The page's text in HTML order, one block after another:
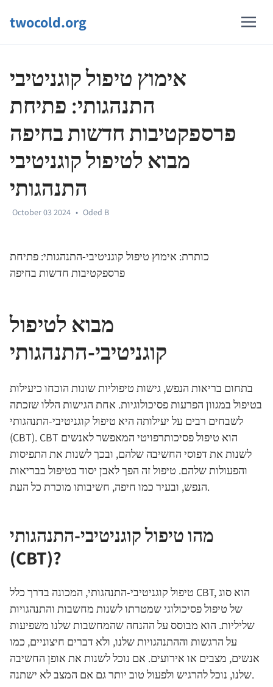
twocold.org
אימוץ טיפול קוגניטיבי
התנהגותי: פתיחת
פרספקטיבות חדשות בחיפה
מבוא לטיפול קוגניטיבי
התנהגותי
October 03 2024 • Oded B
כותרת: אימוץ טיפול קוגניטיבי-התנהגותי: פתיחת
פרספקטיבות חדשות בחיפה
מבוא לטיפול
קוגניטיבי-התנהגותי
בתחום בריאות הנפש, גישות טיפוליות שונות הוכחו כיעילות
בטיפול במגוון הפרעות פסיכולוגיות. אחת הגישות הללו שזכתה
לשבחים רבים על יעילותה היא טיפול קוגניטיבי-התנהגותי
(CBT). CBT הוא טיפול פסיכותרפויטי המאפשר לאנשים
לשנות את דפוסי החשיבה שלהם, ובכך לשנות את התפיסות
והפעולות שלהם. טיפול זה הפך לאבן יסוד בטיפול בבריאות
הנפש, ובעיר כמו חיפה, חשיבותו מוכרת כל העת.
מהו טיפול קוגניטיבי-התנהגותי
(CBT)?
טיפול קוגניטיבי-התנהגותי, המכונה בדרך כלל CBT, הוא סוג
של טיפול פסיכולוגי שמטרתו לשנות מחשבות והתנהגויות
שליליות. הוא מבוסס על ההנחה שהמחשבות שלנו משפיעות
על הרגשות וההתנהגויות שלנו, ולא דברים חיצוניים, כמו
אנשים, מצבים או אירועים. אם נוכל לשנות את אופן החשיבה
שלנו, נוכל להרגיש ולפעול טוב יותר גם אם המצב לא ישתנה.